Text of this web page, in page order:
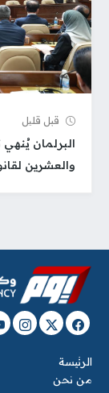
قبل قلیل
البرلمان
والعشرين
الرئيسة
من نحن